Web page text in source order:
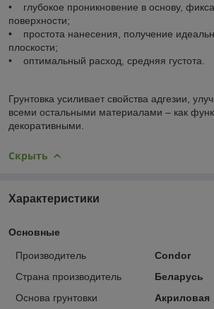
• глубокое проникновение в основу,
поверхности;
• простота нанесения, получение
плоскости;
• оптимальный расход, средняя густота.
Грунтовка усиливает свойства адгезии,
всеми остальными материалами – как
декоративными.
Скрыть
Характеристики
Основные
Производитель
Condor
Страна производитель
Беларусь
Основа грунтовки
Акриловая